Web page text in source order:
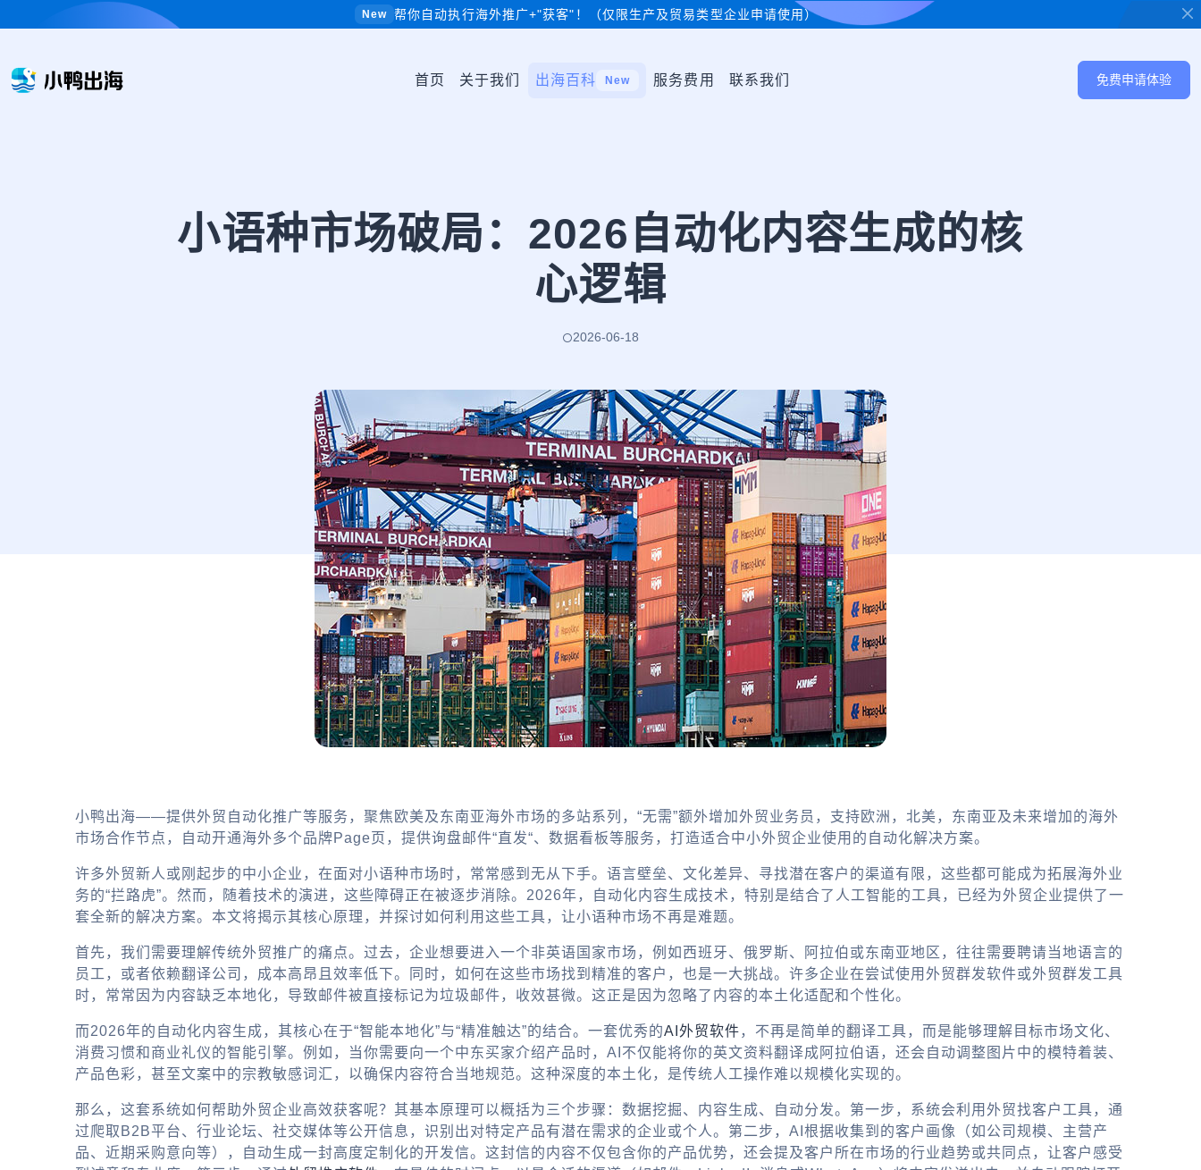
New 帮你自动执行海外推广+"获客"！（仅限生产及贸易类型企业申请使用）
首页 关于我们 出海百科 New 服务费用 联系我们 免费申请体验
小语种市场破局：2026自动化内容生成的核
心逻辑
2026-06-18
小鸭出海——提供外贸自动化推广等服务，聚焦欧美及东南亚海外市场的多站系列，“无需”额外增加外贸业务员，支持欧洲，北美，东南亚及未来增加的海外
市场合作节点，自动开通海外多个品牌Page页，提供询盘邮件“直发“、数据看板等服务，打造适合中小外贸企业使用的自动化解决方案。
许多外贸新人或刚起步的中小企业，在面对小语种市场时，常常感到无从下手。语言壁垒、文化差异、寻找潜在客户的渠道有限，这些都可能成为拓展海外业
务的“拦路虎”。然而，随着技术的演进，这些障碍正在被逐步消除。2026年，自动化内容生成技术，特别是结合了人工智能的工具，已经为外贸企业提供了一
套全新的解决方案。本文将揭示其核心原理，并探讨如何利用这些工具，让小语种市场不再是难题。
首先，我们需要理解传统外贸推广的痛点。过去，企业想要进入一个非英语国家市场，例如西班牙、俄罗斯、阿拉伯或东南亚地区，往往需要聘请当地语言的
员工，或者依赖翻译公司，成本高昂且效率低下。同时，如何在这些市场找到精准的客户，也是一大挑战。许多企业在尝试使用外贸群发软件或外贸群发工具
时，常常因为内容缺乏本地化，导致邮件被直接标记为垃圾邮件，收效甚微。这正是因为忽略了内容的本土化适配和个性化。
而2026年的自动化内容生成，其核心在于“智能本地化”与“精准触达”的结合。一套优秀的AI外贸软件 ，不再是简单的翻译工具，而是能够理解目标市场文化、
消费习惯和商业礼仪的智能引擎。例如，当你需要向一个中东买家介绍产品时，AI不仅能将你的英文资料翻译成阿拉伯语，还会自动调整图片中的模特着装、
产品色彩，甚至文案中的宗教敏感词汇，以确保内容符合当地规范。这种深度的本土化，是传统人工操作难以规模化实现的。
那么，这套系统如何帮助外贸企业高效获客呢？其基本原理可以概括为三个步骤：数据挖掘、内容生成、自动分发。第一步，系统会利用外贸找客户工具，通
过爬取B2B平台、行业论坛、社交媒体等公开信息，识别出对特定产品有潜在需求的企业或个人。第二步，AI根据收集到的客户画像（如公司规模、主营产
品、近期采购意向等），自动生成一封高度定制化的开发信。这封信的内容不仅包含你的产品优势，还会提及客户所在市场的行业趋势或共同点，让客户感受